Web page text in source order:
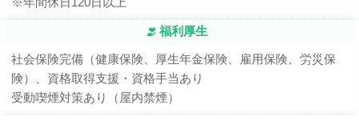
福利厚生
社会保険完備（健康保険、厚生年金保険、雇用保険、労災保
険）、資格取得支援・資格手当あり
受動喫煙対策あり（屋内禁煙）